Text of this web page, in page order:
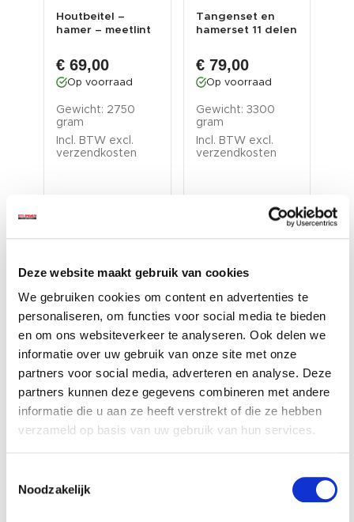
Deze website maakt gebruik van cookies
We gebruiken cookies om content en advertenties te
personaliseren, om functies voor social media te bieden
en om ons websiteverkeer te analyseren. Ook delen we
informatie over uw gebruik van onze site met onze
partners voor social media, adverteren en analyse. Deze
partners kunnen deze gegevens combineren met andere
informatie die u aan ze heeft verstrekt of die ze hebben
verzameld op basis van uw gebruik van hun services.
Noodzakelijk
Houtbeitel –
hamer – meetlint
schuifm...
€ 69,00
Op voorraad
Gewicht: 2750
gram
Incl. BTW excl.
verzendkosten
Tangenset en
hamerset 11 delen
€ 79,00
Op voorraad
Gewicht: 3300
gram
Incl. BTW excl.
verzendkosten
Accessoires voor een nog
betere ervaring